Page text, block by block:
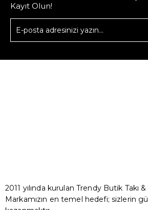
Kayıt Olun!
2011 yılında kurulan Trendy Butik Takı
Markamızın en temel hedefi; sizlerin